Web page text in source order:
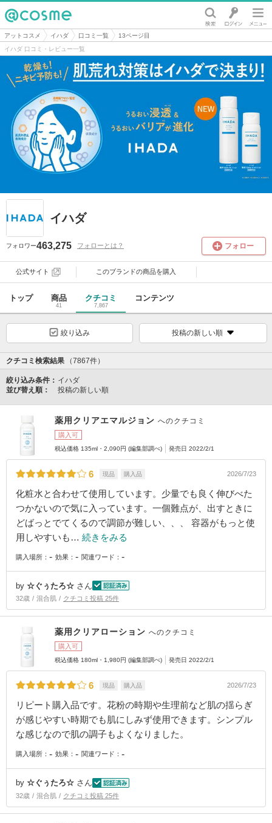
@cosme
アットコスメ イハダ 口コミ一覧
13ページ目
イハダ 口コミ・レビュー一覧
イハダ
フォロワー463,275 フォローとは？ フォロー
公式サイト このブランドの商品を購入
トップ 商品
41
クチコミ
7,867
コンテンツ
絞り込み 投稿の新しい順
クチコミ検索結果 （7867件）
絞り込み条件： イハダ
並び替え順：
投稿の新しい順
薬用クリアエマルジョン へのクチコミ
購入可
税込価格 135ml・2,090円 (編集部調べ) 発売日 2022/2/1
6 現品 購入品 2026/7/23
化粧水と合わせて使用しています。少量でも良く伸びべた
つかないので気に入っています。一個難点が、出すときに
どばっとでてくるので調節が難しい、、、 容器がもっと使
用しやすいも… 続きをみる
購入場所： - 効果： - 関連ワード： -
by ☆ぐぅたろ☆ さん
32歳 混合肌 クチコミ投稿 25件
薬用クリアローション へのクチコミ
購入可
税込価格 180ml・1,980円 (編集部調べ) 発売日 2022/2/1
6 現品 購入品 2026/7/23
リピート購入品です。花粉の時期や生理前など肌の揺らぎ
が感じやすい時期でも肌にしみず使用できます。シンプル
な感じなので肌の調子もよくなりました。
購入場所： - 効果： - 関連ワード： -
by ☆ぐぅたろ☆ さん
32歳 混合肌 クチコミ投稿 25件